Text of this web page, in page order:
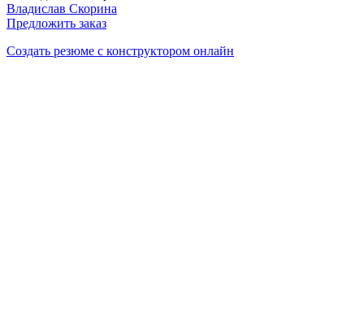
Владислав Скорина
Предложить заказ
Создать резюме с конструктором онлайн